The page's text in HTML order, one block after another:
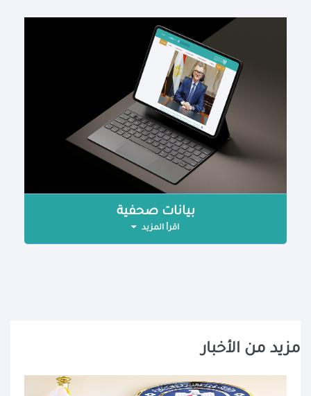
بيانات صحفية
اقرأ المزيد
مزيد من الأخبار